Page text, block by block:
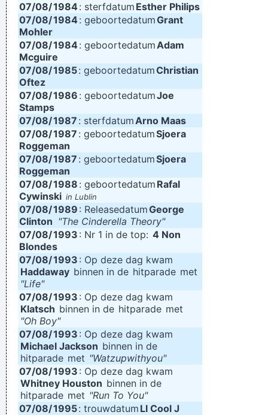
07/08/1984: sterfdatum Esther Philips
07/08/1984 : geboortedatumGrant
Mohler
07/08/1984: geboortedatumAdam
Mcguire
07/08/1985: geboortedatumChristian
Oftez
07/08/1986 : geboortedatumJoe
Stamps
07/08/1987 : sterfdatumArno Maas
07/08/1987 : geboortedatumSjoera
Roggeman
07/08/1987 : geboortedatumSjoera
Roggeman
07/08/1988 : geboortedatum Rafal
Cywinski in Lublin
07/08/1989 : ReleasedatumGeorge
Clinton "The Cinderella Theory"
07/08/1993 : Nr 1 in de top: 4 Non
Blondes
07/08/1993 : Op deze dag kwam
Haddaway binnen in de hitparade met
"Life"
07/08/1993 : Op deze dag kwam
Klatsch binnen in de hitparade met
"Oh Boy"
07/08/1993 : Op deze dag kwam
Michael Jackson binnen in de
hitparade met "Watzupwithyou"
07/08/1993 : Op deze dag kwam
Whitney Houston binnen in de
hitparade met "Run To You"
07/08/1995: trouwdatum Ll Cool J